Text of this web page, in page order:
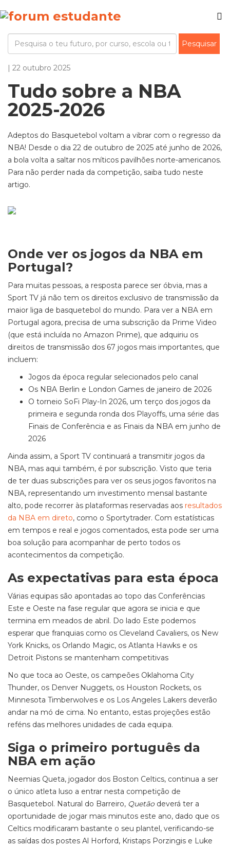
| 22 outubro 2025
Tudo sobre a NBA
2025-2026
Adeptos do Basquetebol voltam a vibrar com o regresso da
NBA! Desde o dia 22 de outubro de 2025 até junho de 2026,
a bola volta a saltar nos míticos pavilhões norte-americanos.
Para não perder nada da competição, saiba tudo neste
artigo.
Onde ver os jogos da NBA em
Portugal?
Para muitas pessoas, a resposta parece ser óbvia, mas a
Sport TV já não tem os direitos exclusivo de transmissão da
maior liga de basquetebol do mundo. Para ver a NBA em
Portugal agora, precisa de uma subscrição da Prime Video
(que está incluída no Amazon Prime), que adquiriu os
direitos de transmissão dos 67 jogos mais importantes, que
incluem:
Jogos da época regular selecionados pelo canal
Os NBA Berlin e London Games de janeiro de 2026
O torneio SoFi Play-In 2026, um terço dos jogos da
primeira e segunda ronda dos Playoffs, uma série das
Finais de Conferência e as Finais da NBA em junho de
2026
Ainda assim, a Sport TV continuará a transmitir jogos da
NBA, mas aqui também, é por subscrição. Visto que teria
de ter duas subscrições para ver os seus jogos favoritos na
NBA, representando um investimento mensal bastante
alto, pode recorrer às plataformas reservadas aos resultados
da NBA em direto, como o Sportytrader. Com estatísticas
em tempos e real e jogos comentados, esta pode ser uma
boa solução para acompanhar de perto todos os
acontecimentos da competição.
As expectativas para esta época
Várias equipas são apontadas ao topo das Conferências
Este e Oeste na fase regular que agora se inicia e que
termina em meados de abril. Do lado Este podemos
esperar que franquias como os Cleveland Cavaliers, os New
York Knicks, os Orlando Magic, os Atlanta Hawks e os
Detroit Pistons se mantenham competitivas
No que toca ao Oeste, os campeões Oklahoma City
Thunder, os Denver Nuggets, os Houston Rockets, os
Minnesota Timberwolves e os Los Angeles Lakers deverão
andar na mó de cima. No entanto, estas projeções estão
reféns das melhores unidades de cada equipa.
Siga o primeiro português da
NBA em ação
Neemias Queta, jogador dos Boston Celtics, continua a ser
o único atleta luso a entrar nesta competição de
Basquetebol. Natural do Barreiro, Quetãodeverá ter a
oportunidade de jogar mais minutos este ano, dado que os
Celtics modificaram bastante o seu plantel, verificando-se
as saídas dos postes Al Horford, Kristaps Porzingis e Luke